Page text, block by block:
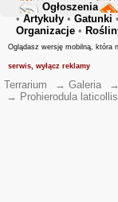
Ogłoszenia
• Artykuły • Gatunki •
Organizacje •
Oglądasz wersję mobilną, która
serwis, wyłącz reklamy
Terrarium → Galeria →
→ Prohierodula